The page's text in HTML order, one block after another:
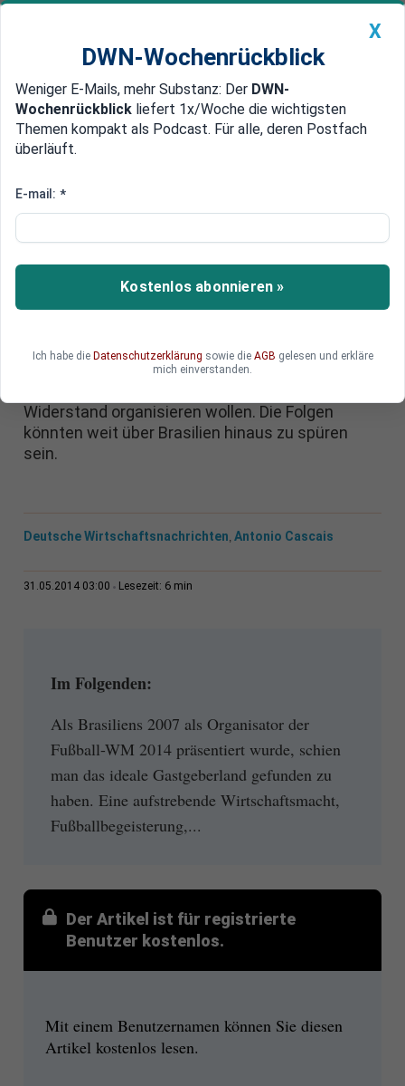
Newsticker MEIN DWN: Geldanlage Premium
Edelmetalle DWN-Magazin China
Revolte gegen den großen Betrug
Widerstand gegen Fußball-WM:
„Die Revolution in Brasilien hat
Feuer gefangen“
In Brasilien hat eine Revolution begonnen.
Brasilianer nicht löst, sondern verschärft. Im
Interview mit den Deutschen Wirtschafts
Widerstand organisieren wollen. Die Folgen
könnten weit über Brasilien hinaus zu spüren
sein.
Deutsche Wirtschaftsnachrichten, Antonio Cascais
31.05.2014 03:00 Lesezeit: 6 min
Im Folgenden:
Als Brasiliens 2007 als Organisator der
Fußball-WM 2014 präsentiert wurde, schien
man das ideale Gastgeberland gefunden zu
haben. Eine aufstrebende Wirtschaftsmacht,
Fußballbegeisterung,...
Der Artikel ist für registrierte
Benutzer kostenlos.
Mit einem Benutzernamen können Sie diesen
Artikel kostenlos lesen.
X
DWN-Wochenrückblick
Weniger E-Mails, mehr Substanz: Der DWN-
Wochenrückblick liefert 1x/Woche die wichtigsten
Themen kompakt als Podcast. Für alle, deren Postfach
überläuft.
E-mail: *
Kostenlos abonnieren »
Ich habe die Datenschutzerklärung sowie die AGB gelesen und erkläre
mich einverstanden.